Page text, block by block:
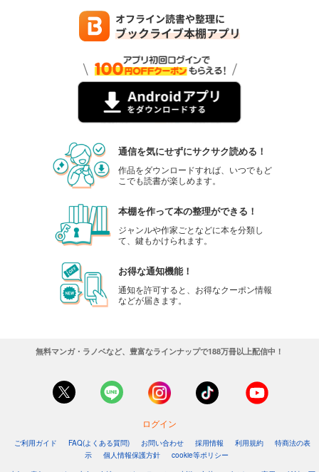
通信を気にせずにサクサク読める！
作品をダウンロードすれば、いつでもど
こでも読書が楽しめます。
本棚を作って本の整理ができる！
ジャンルや作家ごとなどに本を分類し
て、鍵もかけられます。
お得な通知機能！
通知を許可すると、お得なクーポン情報
などが届きます。
無料マンガ・ラノベなど、豊富なラインナップで188万冊以上配信中！
ログイン
ご利用ガイド FAQ(よくある質問) お問い合わせ 採用情報 利用規約
特商法の表
示
個人情報保護方針
cookie等ポリシー